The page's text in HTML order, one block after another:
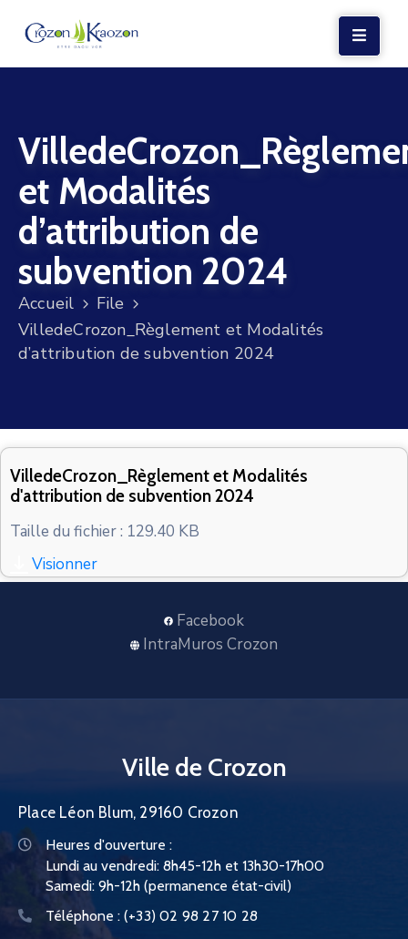
VIE
LOCALE
VIE
SOCIALE
TERRE
ET
MER
VOS
et Modalités
d’attribution de
subvention 2024
Accueil
File
VilledeCrozon_Règlement et Modalités
d’attribution de subvention 2024
VilledeCrozon_Règlement et Modalités
d'attribution de subvention 2024
Taille du fichier : 129.40 KB
Visionner
Facebook
IntraMuros Crozon
Ville de Crozon
Place Léon Blum, 29160 Crozon
Heures d'ouverture :
Lundi au vendredi: 8h45-12h et 13h30-17h00
Samedi: 9h-12h (permanence état-civil)
Téléphone : (+33) 02 98 27 10 28